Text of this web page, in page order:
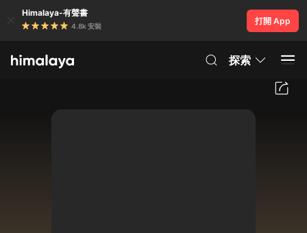
Himalaya-有聲書
4.8k 安裝
打開 App
探索